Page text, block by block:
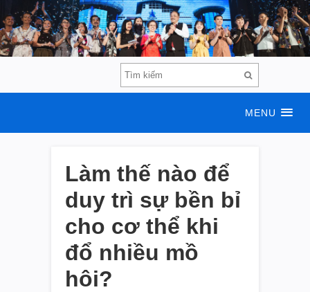
MENU
Làm thế nào để
duy trì sự bền bỉ
cho cơ thể khi
đổ nhiều mồ
hôi?